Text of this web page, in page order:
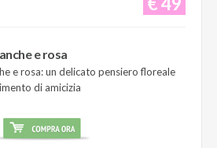
e rosa
e rosa: un delicato pensiero floreale
di amicizia